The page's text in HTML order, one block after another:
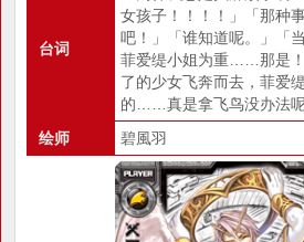
台词
女孩子！！！！」「那种
吧！」「谁知道呢。」「
菲爱缇小姐为重……那是
了的少女飞奔而去，菲爱
的……真是拿飞鸟没办法
绘师
碧風羽